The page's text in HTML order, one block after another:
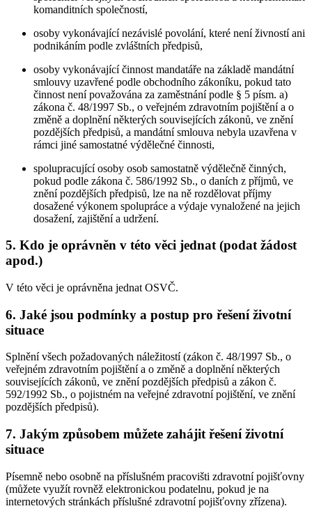
komanditních společností,
osoby vykonávající nezávislé povolání, které není živností ani
podnikáním podle zvláštních předpisů,
osoby vykonávající činnost mandatáře na základě mandátní
smlouvy uzavřené podle obchodního zákoníku, pokud tato
činnost není považována za zaměstnání podle § 5 písm. a)
zákona č. 48/1997 Sb., o veřejném zdravotním pojištění a o
změně a doplnění některých souvisejících zákonů, ve znění
pozdějších předpisů, a mandátní smlouva nebyla uzavřena v
rámci jiné samostatné výdělečné činnosti,
spolupracující osoby osob samostatně výdělečně činných,
pokud podle zákona č. 586/1992 Sb., o daních z příjmů, ve
znění pozdějších předpisů, lze na ně rozdělovat příjmy
dosažené výkonem spolupráce a výdaje vynaložené na jejich
dosažení, zajištění a udržení.
5. Kdo je oprávněn v této věci jednat (podat žádost
apod.)
V této věci je oprávněna jednat OSVČ.
6. Jaké jsou podmínky a postup pro řešení životní
situace
Splnění všech požadovaných náležitostí (zákon č. 48/1997 Sb., o
veřejném zdravotním pojištění a o změně a doplnění některých
souvisejících zákonů, ve znění pozdějších předpisů a zákon č.
592/1992 Sb., o pojistném na veřejné zdravotní pojištění, ve znění
pozdějších předpisů).
7. Jakým způsobem můžete zahájit řešení životní
situace
Písemně nebo osobně na příslušném pracovišti zdravotní pojišťovny
(můžete využít rovněž elektronickou podatelnu, pokud je na
internetových stránkách příslušné zdravotní pojišťovny zřízena).